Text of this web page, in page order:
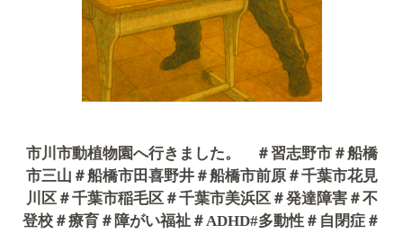
市川市動植物園へ行きました。 ＃習志野市＃船橋
市三山＃船橋市田喜野井＃船橋市前原＃千葉市花見
川区＃千葉市稲毛区＃千葉市美浜区＃発達障害＃不
登校＃療育＃障がい福祉＃ADHD#多動性＃自閉症＃